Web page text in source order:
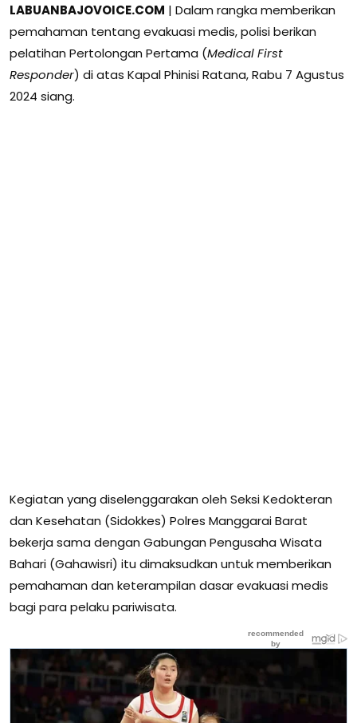
LABUANBAJOVOICE.COM | Dalam rangka memberikan
pemahaman tentang evakuasi medis, polisi berikan
pelatihan Pertolongan Pertama (Medical First
Responder) di atas Kapal Phinisi Ratana, Rabu 7 Agustus
2024 siang.
Kegiatan yang diselenggarakan oleh Seksi Kedokteran
dan Kesehatan (Sidokkes) Polres Manggarai Barat
bekerja sama dengan Gabungan Pengusaha Wisata
Bahari (Gahawisri) itu dimaksudkan untuk memberikan
pemahaman dan keterampilan dasar evakuasi medis
bagi para pelaku pariwisata.